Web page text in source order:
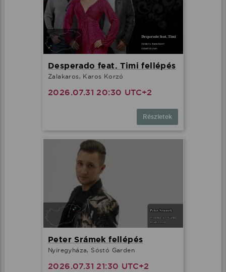
Desperado feat. Timi fellépés
Zalakaros, Karos Korzó
2026.07.31 20:30 UTC+2
Részletek
Peter Srámek fellépés
Nyíregyháza, Sóstó Garden
2026.07.31 21:30 UTC+2